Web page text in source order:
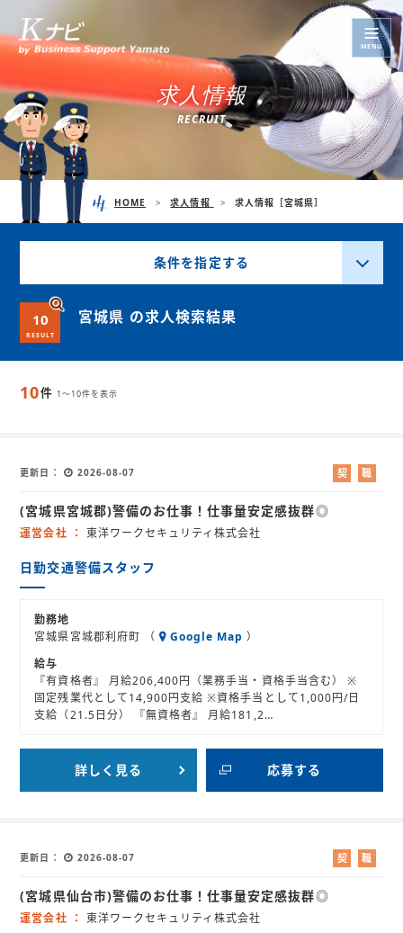
MENU
求人 情報
RECRUIT
HOME 求人情報 求人情報［宮城県］
条件を指定する
10
RESULT
宮城県 の求人検索結果
10件 1～10件を表示
更新日 2026-08-07
契
職
(宮城県宮城郡)警備のお仕事！仕事量安定感抜群◎
運営会社 東洋ワークセキュリティ株式会社
日勤交通警備スタッフ
勤務地
宮城県宮城郡利府町 （
Google Map ）
給与
『有資格者』 月給206,400円（業務手当・資格手当含む） ※
固定残業代として14,900円支給 ※資格手当として1,000円/日
支給（21.5日分） 『無資格者』 月給181,2…
詳しく見る 応募する
更新日 2026-08-07
契
職
(宮城県仙台市)警備のお仕事！仕事量安定感抜群◎
運営会社 東洋ワークセキュリティ株式会社